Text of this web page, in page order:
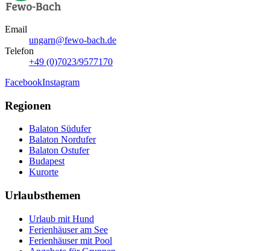
Email
ungarn@fewo-bach.de
Telefon
+49 (0)7023/9577170
FacebookInstagram
Regionen
Balaton Südufer
Balaton Nordufer
Balaton Ostufer
Budapest
Kurorte
Urlaubsthemen
Urlaub mit Hund
Ferienhäuser am See
Ferienhäuser mit Pool